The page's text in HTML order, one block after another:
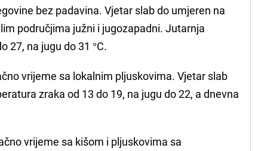
bez padavina. Vjetar slab do umjeren na
područjima južni i jugozapadni. Jutarnja
27, na jugu do 31 °C.
vrijeme sa lokalnim pljuskovima. Vjetar slab
zraka od 13 do 19, na jugu do 22, a dnevna
vrijeme sa kišom i pljuskovima sa